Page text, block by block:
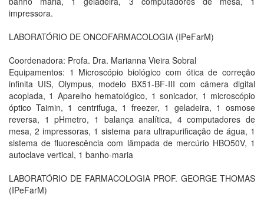
impressora.
LABORATÓRIO DE ONCOFARMACOLOGIA (IPeFarM)
Coordenadora: Profa. Dra. Marianna Vieira Sobral
Equipamentos: 1 Microscópio biológico com ótica de correção
infinita UIS, Olympus, modelo BX51-BF-III com câmera digital
acoplada, 1 Aparelho hematológico, 1 sonicador, 1 microscópio
óptico Taimin, 1 centrifuga, 1 freezer, 1 geladeira, 1 osmose
reversa, 1 pHmetro, 1 balança analítica, 4 computadores de
mesa, 2 impressoras, 1 sistema para ultrapurificação de água, 1
sistema de fluorescência com lâmpada de mercúrio HBO50V, 1
autoclave vertical, 1 banho-maria
LABORATÓRIO DE FARMACOLOGIA PROF. GEORGE THOMAS
(IPeFarM)